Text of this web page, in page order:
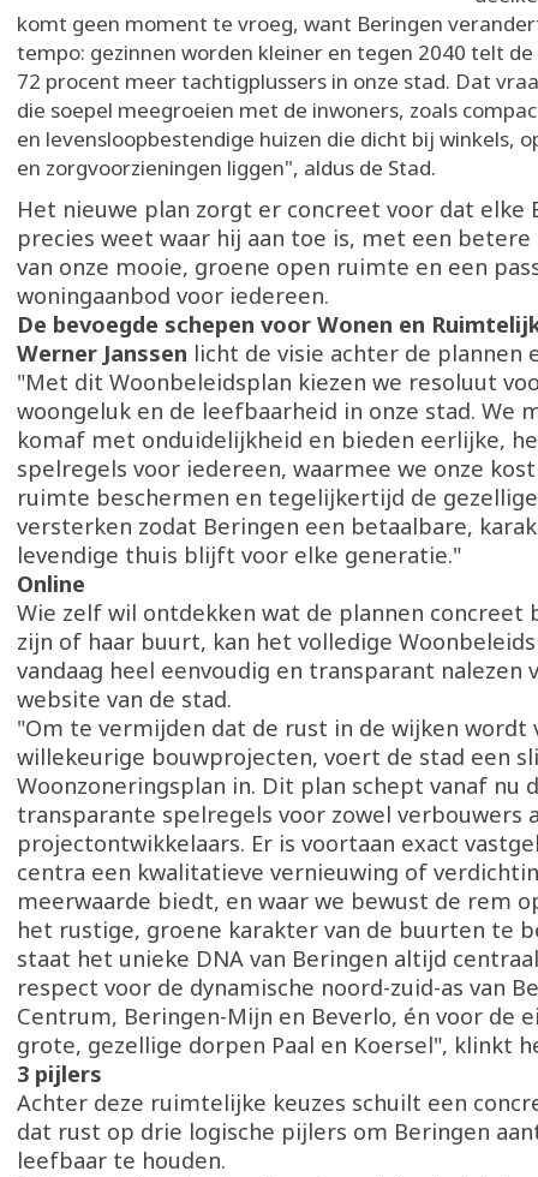
komt geen moment te vroeg, want Beringen
tempo: gezinnen worden kleiner en tegen 2040 telt
72 procent meer tachtigplussers in onze stad. Dat
die soepel meegroeien met de inwoners, zoals
en levensloopbestendige huizen die dicht bij winkels,
en zorgvoorzieningen liggen", aldus de Stad.
Het nieuwe plan zorgt er concreet voor dat elke
precies weet waar hij aan toe is, met een
van onze mooie, groene open ruimte en een
woningaanbod voor iedereen.
De bevoegde schepen voor Wonen en
Werner Janssen licht de visie achter de plannen
"Met dit Woonbeleidsplan kiezen we resoluut
woongeluk en de leefbaarheid in onze stad. We
komaf met onduidelijkheid en bieden eerlijke,
spelregels voor iedereen, waarmee we onze
ruimte beschermen en tegelijkertijd de
versterken zodat Beringen een betaalbare,
levendige thuis blijft voor elke generatie."
Online
Wie zelf wil ontdekken wat de plannen concreet
zijn of haar buurt, kan het volledige
vandaag heel eenvoudig en transparant nalezen
website van de stad.
"Om te vermijden dat de rust in de wijken wordt
willekeurige bouwprojecten, voert de stad een
Woonzoneringsplan in. Dit plan schept vanaf nu
transparante spelregels voor zowel verbouwers
projectontwikkelaars. Er is voortaan exact
centra een kwalitatieve vernieuwing of
meerwaarde biedt, en waar we bewust de rem
het rustige, groene karakter van de buurten te
staat het unieke DNA van Beringen altijd
respect voor de dynamische noord-zuid-as van
Centrum, Beringen-Mijn en Beverlo, én voor de
grote, gezellige dorpen Paal en Koersel", klinkt
3 pijlers
Achter deze ruimtelijke keuzes schuilt een
dat rust op drie logische pijlers om Beringen
leefbaar te houden.